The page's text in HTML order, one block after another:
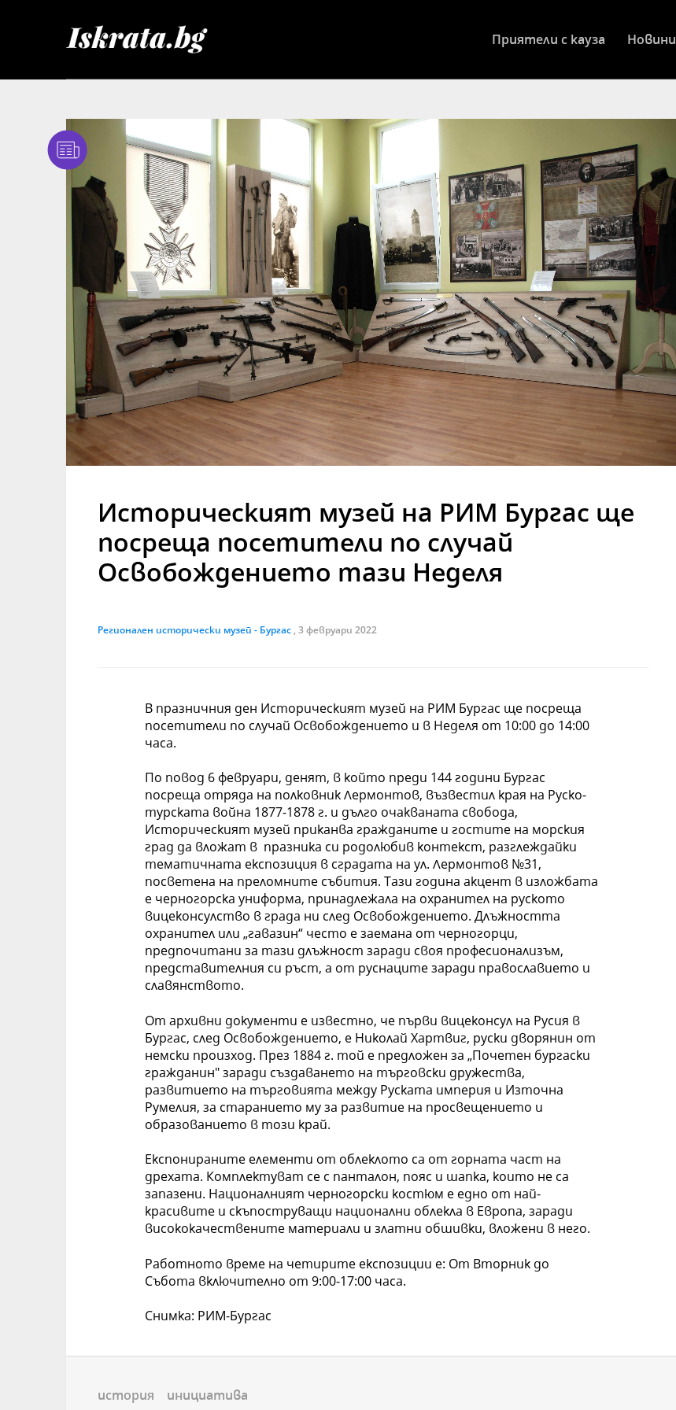
Приятели с кауза Новини
Историческият музей на РИМ Бургас ще
посреща посетители по случай
Освобождението тази Неделя
Регионален исторически музей - Бургас , 3 февруари 2022
В празничния ден Историческият музей на РИМ Бургас ще посреща
посетители по случай Освобождението и в Неделя от 10:00 до 14:00
часа.
По повод 6 февруари, денят, в който преди 144 години Бургас
посреща отряда на полковник Лермонтов, възвестил края на Руско-
турската война 1877-1878 г. и дълго очакваната свобода,
Историческият музей приканва гражданите и гостите на морския
град да вложат в празника си родолюбив контекст, разглеждайки
тематичната експозиция в сградата на ул. Лермонтов №31,
посветена на преломните събития. Тази година акцент в изложбата
е черногорска униформа, принадлежала на охранител на руското
вицеконсулство в града ни след Освобождението. Длъжността
охранител или „гавазин“ често е заемана от черногорци,
предпочитани за тази длъжност заради своя професионализъм,
представителния си ръст, а от руснаците заради православието и
славянството.
От архивни документи е известно, че първи вицеконсул на Русия в
Бургас, след Освобождението, е Николай Хартвиг, руски дворянин от
немски произход. През 1884 г. той е предложен за „Почетен бургаски
гражданин" заради създаването на търговски дружества,
развитието на търговията между Руската империя и Източна
Румелия, за старанието му за развитие на просвещението и
образованието в този край.
Експонираните елементи от облеклото са от горната част на
дрехата. Комплектуват се с панталон, пояс и шапка, които не са
запазени. Националният черногорски костюм е едно от най-
красивите и скъпоструващи национални облекла в Европа, заради
висококачествените материали и златни обшивки, вложени в него.
Работното време на четирите експозиции е: От Вторник до
Събота включително от 9:00-17:00 часа.
Снимка: РИМ-Бургас
история инициатива